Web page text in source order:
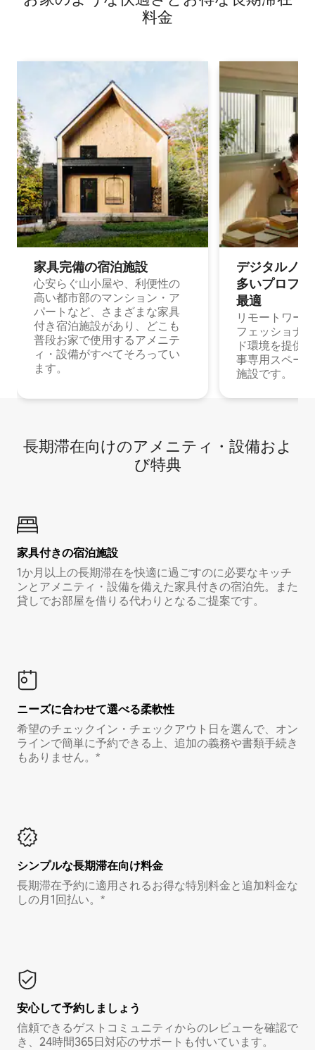
料⁠金
家具完備の宿⁠泊⁠施⁠設
心安らぐ山小屋や、利便性の
高い都市部のマンション・ア
パートなど、さまざまな家具
付き宿泊施設があり、どこも
普段お家で使用するアメニテ
ィ・設備がすべてそろってい
ます。
デジタルノ
多⁠いプ⁠ロ⁠フ⁠
最⁠適
リモートワー
フェッショナ
ド環境を提供
事専用スペー
施設です。
長期滞在向け⁠のア⁠メ⁠ニ⁠テ⁠ィ⁠・設⁠備⁠およ
び特⁠典
家具付き⁠の宿⁠泊⁠施⁠設
1か月以上の長期滞在を快適に過ごすのに必要なキッチ
ンとアメニティ・設備を備えた家具付きの宿泊先。また
貸しでお部屋を借りる代わりとなるご提案です。
ニーズに合わせて選べる柔軟性
希望のチェックイン・チェックアウト日を選んで、オン
ラインで簡単に予約できる上、追加の義務や書類手続き
もありません。*
シンプルな長期滞在向け料金
長期滞在予約に適用されるお得な特別料金と追加料金な
しの月1回払い。*
安心して予約しましょう
信頼できるゲストコミュニティからのレビューを確認で
き、24時間365日対応のサポートも付いています。